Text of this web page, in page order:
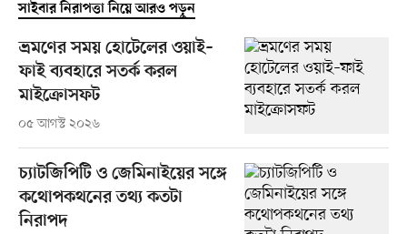
সাইবার নিরাপত্তা নিয়ে আরও পড়ুন
ভ্রমণের সময় হোটেলের ওয়াই–
ফাই ব্যবহারে সতর্ক করল
মাইক্রোসফট
০৫ আগস্ট ২০২৬
চ্যাটজিপিটি ও জেমিনাইয়ের সঙ্গে
কথোপকথনের তথ্য কতটা
নিরাপদ